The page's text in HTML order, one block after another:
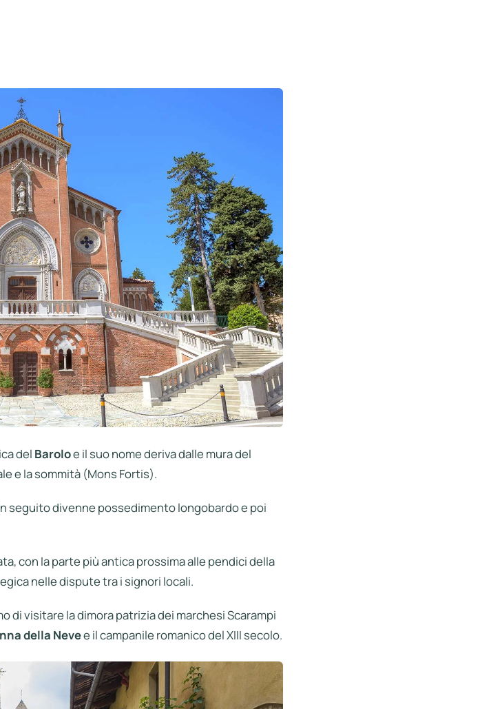
del Baroloe il suo nome deriva dalle mura del
e la sommità (Mons Fortis).
seguito divenne possedimento longobardo e poi
con la parte più antica prossima alle pendici della
nelle dispute tra i signori locali.
di visitare la dimora patrizia dei marchesi Scarampi
della Nevee il campanile romanico del XIII secolo.